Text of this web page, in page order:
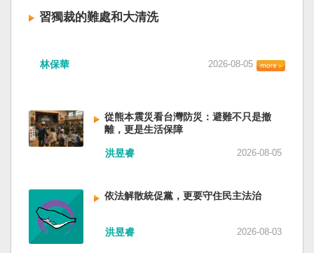
來台也是中國僑民或台灣新住民、新國民，而不
國民養成過程的教育被教導成一個虛構的大國，
北相連，四面海域環抱，是島嶼國度不是大陸國
家。 一九四五年八一五，台灣人在祖國的迷惘與
迷障中做了錯誤的選擇，不只造成台灣集體命運
好好建構我們尚未正常化的國家。台灣是小而
美、豐裕而堅強，在太平洋西南海域，一個閃亮
的國家。 中國啊！請獨立於台灣之外吧！如果在
意收拾「中華民國」這個你們立鑄為繼承之國碑
次彰顯這份聲明的立場，很榮幸代表台灣人民接
受IPAC的聲明，台灣會給予堅定的支持，共同捍
更透過跨國鎮壓手段，對世界各國人民進行政治
延」 賴清德表示，面對中國威權主義不斷擴張，
紅色恐怖正在世界各地蔓延，今年論壇主題聚焦
討論全球的民主韌性、灰帶侵擾的因應聯防，以
及非紅供應鏈的重塑，更加反映出台灣在國際社
任。 賴清德表示，當今台灣的民主成就受到國際
的肯定，面對中國「民促法」的威脅，台灣不會
接受統戰滲透和紅色恐怖、不會坐視中國將壓迫
黑手伸進台灣，或任何自由國家與地區。 賴清德
習獨裁的難處和大清洗
中全會。本來以為在七月上海的AI全球大會以
不見了，改為「加快、加強」。從奇技淫巧改為
「適應不同群體消費需求擴大優質供給」。顯然
七月中國官方的經濟數字，製造業採購經理人指
數PMI，由六月的五十．三％大幅滑落至四十九．
五十％榮枯線，加上非製造業和綜合PMI產出指數
三大核心指標同步跌穿榮枯線，習近平的梭哈
（孤注一擲）失敗，在會議文件上不得不兩處承
認「困難」。 一處是「有效應對各種外部衝擊和
林保華 2026-08-05
從熊本震災看台灣防災：避難不只是撤
離，更是生活保障
洪昱睿 2026-08-05
依法解散統促黨，更要守住民主法治
洪昱睿 2026-08-03